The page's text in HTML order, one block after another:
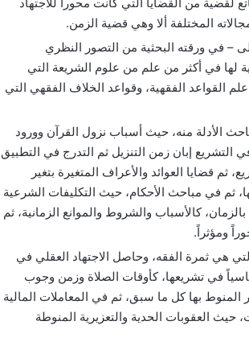
المختلفة ألا وهي قضية الزمن.
– في ورقته البحثية من التصور النظري
لها في أكثر من علم من علوم الشريعة التي
القواعد الفقهية، وقواعد الخلاف الفقهي التي
الأدلة منه، حيث أسباب نزول القرآن وورود
التشريع إبان زمن التنزيل ثم التدرج في التطبيق
قضايا العوائد والأعراف المتغيرة بتغير
ثم في مباحث الأحكام، حيث التكليفات الشرعية
كالأسباب والشروط والموانع الزمانية، ثم
ومؤثراً.
هي ثمرة الفقه، وحاصل الاجتهاد العقلي في
في تشريعها، كأوقات الصلاة وزمن وجوب
بها كل ما سبق، ثم في المعاملات المالية
حيث العقوبات الحدية والتعزيرية المنوطة